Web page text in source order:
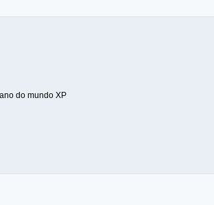
do mundo XP